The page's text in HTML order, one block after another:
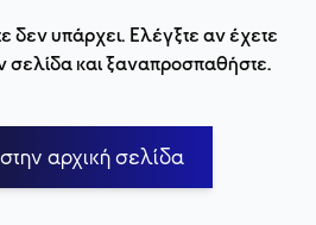
δεν υπάρχει. Ελέγξτε αν έχετε
σελίδα και ξαναπροσπαθήστε.
αρχική σελίδα